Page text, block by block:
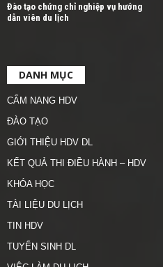
Đào tạo chứng chỉ nghiệp vụ hướng
dẫn viên du lịch
DANH MỤC
CẨM NANG HDV
ĐÀO TẠO
GIỚI THIỆU HDV DL
KẾT QUẢ THI ĐIỀU HÀNH – HDV
KHÓA HỌC
TÀI LIỆU DU LỊCH
TIN HDV
TUYỂN SINH DL